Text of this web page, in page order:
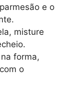
e o
misture
forma,
o